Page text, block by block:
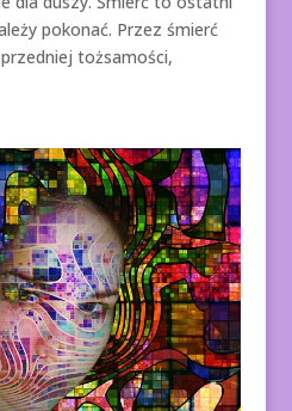
pokonać. Przez śmierć
tożsamości,